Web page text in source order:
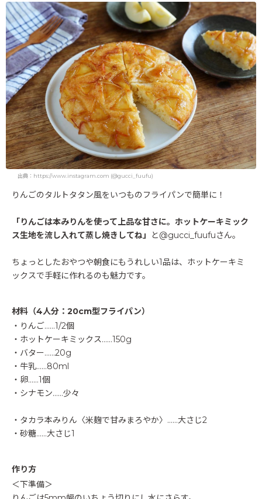
出典：https://www.instagram.com (@gucci_fuufu)
りんごのタルトタタン風をいつものフライパンで簡単に！
「りんごは本みりんを使って上品な甘さに。ホットケーキミック
ス生地を流し入れて蒸し焼きしてね」
と@gucci_fuufuさん。
ちょっとしたおやつや朝食にもうれしい1品は、ホットケーキミ
ックスで手軽に作れるのも魅力です。
材料（4人分：20cm型フライパン）
・りんご……1/2個
・ホットケーキミックス……150g
・バター……20g
・牛乳……80ml
・卵……1個
・シナモン……少々
・タカラ本みりん〈米麹で甘みまろやか〉……大さじ2
・砂糖……大さじ1
作り方
＜下準備＞